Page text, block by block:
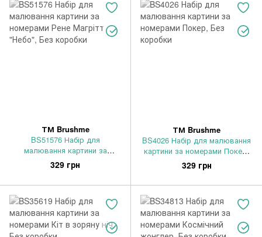
ТМ Brushme
BS51576 Набір для
малювання картини за
номерами Рене Магрітт
"Небо", Без коробки
329 грн
ТМ Brushme
BS4026 Набір для малювання
картини за номерами Покер,
Без коробки
329 грн